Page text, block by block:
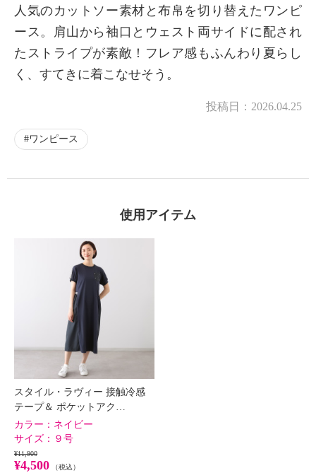
×
人気のカットソー素材と布帛を切り替えたワンピ
ース。肩山から袖口とウェスト両サイドに配され
たストライプが素敵！フレア感もふんわり夏らし
く、すてきに着こなせそう。
投稿日： 2026.04.25
ワンピース
使用アイテム
スタイル・ラヴィー 接触冷感
テープ＆ ポケットアク…
カラー： ネイビー
サイズ： ９号
¥11,900
¥4,500 （税込）